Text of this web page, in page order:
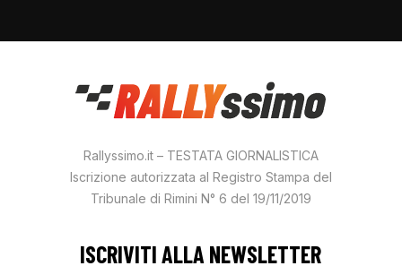
Rallyssimo.it – TESTATA GIORNALISTICA
Iscrizione autorizzata al Registro Stampa del
Tribunale di Rimini N° 6 del 19/11/2019
ISCRIVITI ALLA NEWSLETTER